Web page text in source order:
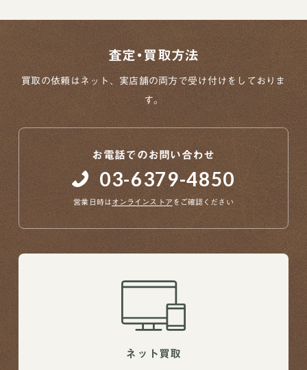
査定・買取方法
買取の依頼はネット、実店舗の両方で受け付けをしておりま
す。
お電話でのお問い合わせ
03-6379-4850
営業日時はオンラインストア をご確認ください
ネット買取